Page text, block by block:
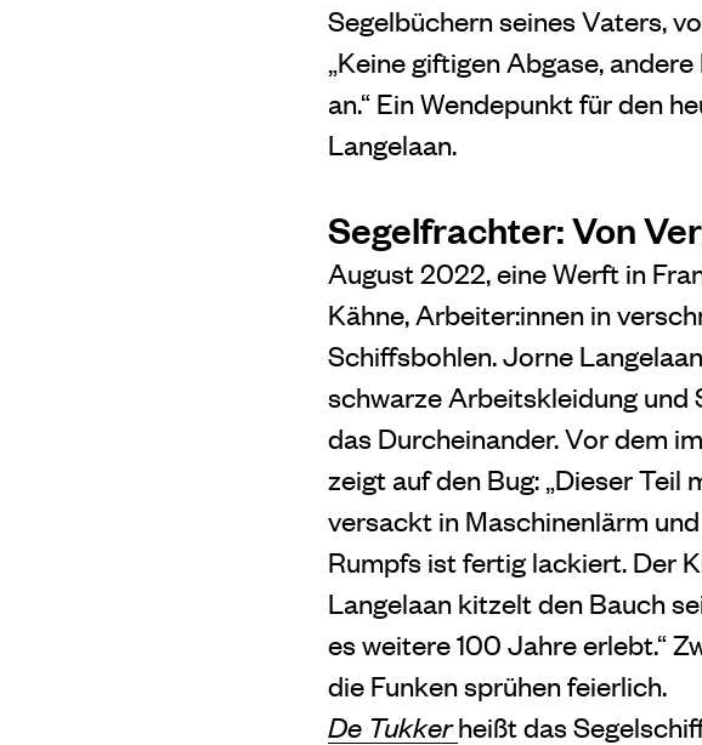
Segelbüchern seines Vaters,
„Keine giftigen Abgase,
an.“ Ein Wendepunkt für den
Langelaan.
Segelfrachter: Von
August 2022, eine Werft in
Kähne, Arbeiter:innen in
Schiffsbohlen. Jorne
schwarze Arbeitskleidung
das Durcheinander. Vor dem
zeigt auf den Bug: „Dieser Teil
versackt in Maschinenlärm
Rumpfs ist fertig lackiert. Der
Langelaan kitzelt den Bauch
es weitere 100 Jahre erlebt.“
die Funken sprühen feierlich.
De Tukkerheißt das